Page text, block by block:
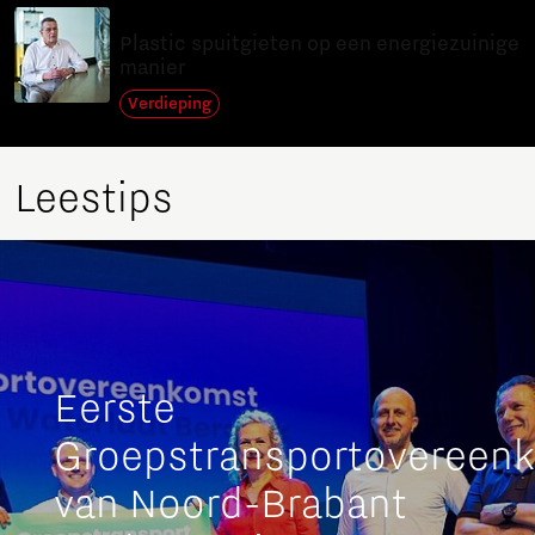
Company - Small & Medium Enterprise
Heliox View
Company - Small & Medium Enterprise
Collectief Duurzame Daken
Plastic spuitgieten op een energiezuinige
manier
Verdieping
Leestips
Eerste
van Noord-Brabant